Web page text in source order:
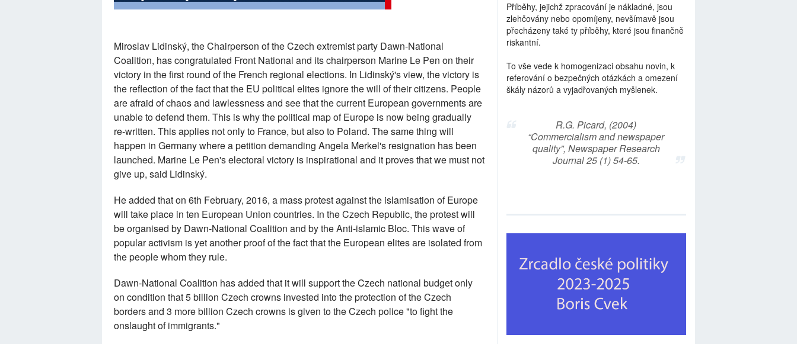
Miroslav Lidinský, the Chairperson of the Czech extremist party Dawn-National
Coalition, has congratulated Front National and its chairperson Marine Le Pen on their
victory in the first round of the French regional elections. In Lidinský's view, the victory is
the reflection of the fact that the EU political elites ignore the will of their citizens. People
are afraid of chaos and lawlessness and see that the current European governments are
unable to defend them. This is why the political map of Europe is now being gradually
re-written. This applies not only to France, but also to Poland. The same thing will
happen in Germany where a petition demanding Angela Merkel's resignation has been
launched. Marine Le Pen's electoral victory is inspirational and it proves that we must not
give up, said Lidinský.
He added that on 6th February, 2016, a mass protest against the islamisation of Europe
will take place in ten European Union countries. In the Czech Republic, the protest will
be organised by Dawn-National Coalition and by the Anti-islamic Bloc. This wave of
popular activism is yet another proof of the fact that the European elites are isolated from
the people whom they rule.
Dawn-National Coalition has added that it will support the Czech national budget only
on condition that 5 billion Czech crowns invested into the protection of the Czech
borders and 3 more billion Czech crowns is given to the Czech police "to fight the
onslaught of immigrants."
Příběhy, jejichž zpracování je nákladné, jsou
zlehčovány nebo opomíjeny, nevšímavě jsou
přecházeny také ty příběhy, které jsou finančně
riskantní.
To vše vede k homogenizaci obsahu novin, k
referování o bezpečných otázkách a omezení
škály názorů a vyjadřovaných myšlenek.
R.G. Picard, (2004)
“Commercialism and newspaper
quality”, Newspaper Research
Journal 25 (1) 54-65.